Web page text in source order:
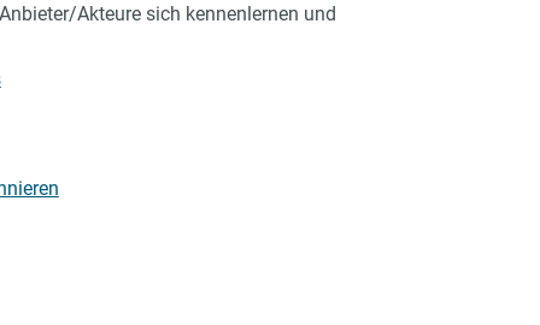
Akteure sich kennenlernen und